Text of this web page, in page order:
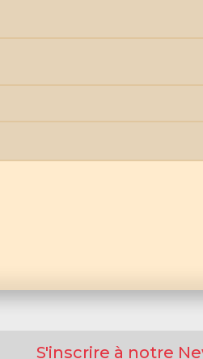
S'inscrire à notre